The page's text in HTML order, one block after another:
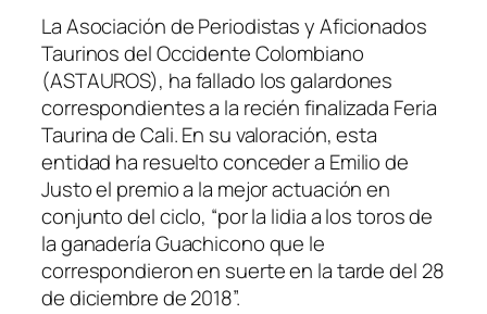
La Asociación de Periodistas y Aficionados
Taurinos del Occidente Colombiano
(ASTAUROS), ha fallado los galardones
correspondientes a la recién finalizada Feria
Taurina de Cali. En su valoración, esta
entidad ha resuelto conceder a Emilio de
Justo el premio a la mejor actuación en
conjunto del ciclo, “por la lidia a los toros de
la ganadería Guachicono que le
correspondieron en suerte en la tarde del 28
de diciembre de 2018”.